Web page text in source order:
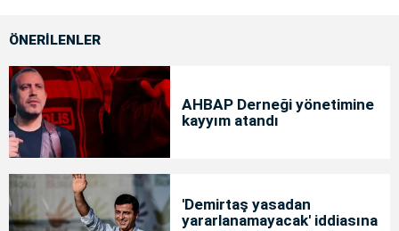
ÖNERİLENLER
AHBAP Derneği yönetimine
kayyım atandı
'Demirtaş yasadan
yararlanamayacak' iddiasına